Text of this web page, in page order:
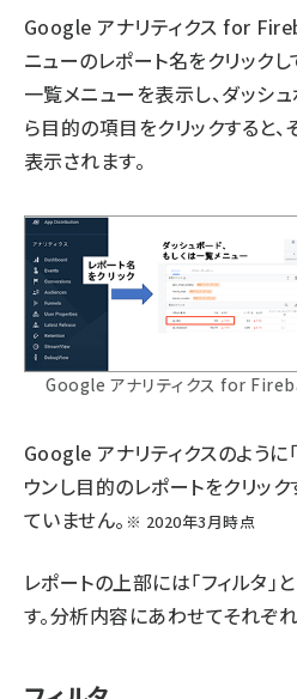
Google アナリティクス for
ニューのレポート名をクリックし
一覧メニューを表示し、ダッシ
ら目的の項目をクリックすると
表示されます。
Google アナリティクス for
Google アナリティクスのように
ウンし目的のレポートをクリッ
ていません。 ※ 2020年3月時点
レポートの上部には「フィルタ」
す。分析内容にあわせてそれぞ